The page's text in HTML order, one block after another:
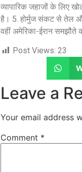
व्यापारिक जहाजों के लिए
है। 5. होर्मुज संकट से तेल
वहीं अमेरिका-ईरान
Post Views: 23
Leave a
Your email address
Comment *